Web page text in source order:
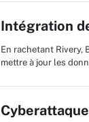
Intégration
En rachetant Rivery,
mettre à jour les